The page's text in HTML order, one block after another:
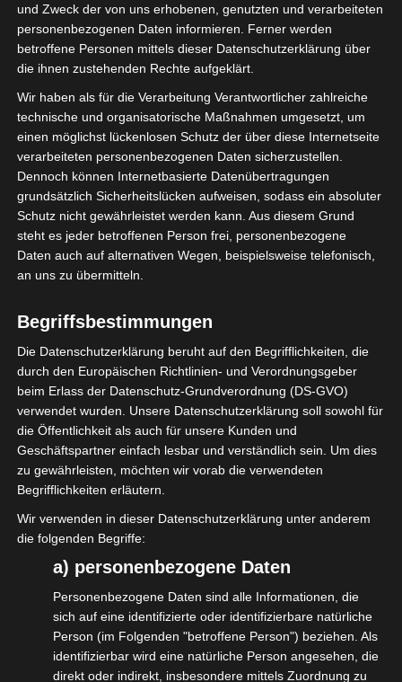
Meeting point for still young and even
younger.
Do business over coffee in good
Concert Audio booth.
Hall 11.0 booth C60.
You can´t miss it!
#isdv#vintageconcertaudio
#prolightandsound #wirGemeinsamJetzt
Diesen Beitrag teilen
und Zweck der von uns erhobenen, genutzten und verarbeiteten
personenbezogenen Daten informieren. Ferner werden
betroffene Personen mittels dieser Datenschutzerklärung über
die ihnen zustehenden Rechte aufgeklärt.
Wir haben als für die Verarbeitung Verantwortlicher zahlreiche
technische und organisatorische Maßnahmen umgesetzt, um
einen möglichst lückenlosen Schutz der über diese Internetseite
verarbeiteten personenbezogenen Daten sicherzustellen.
Dennoch können Internetbasierte Datenübertragungen
grundsätzlich Sicherheitslücken aufweisen, sodass ein absoluter
Schutz nicht gewährleistet werden kann. Aus diesem Grund
steht es jeder betroffenen Person frei, personenbezogene
Daten auch auf alternativen Wegen, beispielsweise telefonisch,
an uns zu übermitteln.
Begriffsbestimmungen
Die Datenschutzerklärung beruht auf den Begrifflichkeiten, die
durch den Europäischen Richtlinien- und Verordnungsgeber
beim Erlass der Datenschutz-Grundverordnung (DS-GVO)
verwendet wurden. Unsere Datenschutzerklärung soll sowohl für
die Öffentlichkeit als auch für unsere Kunden und
Geschäftspartner einfach lesbar und verständlich sein. Um dies
zu gewährleisten, möchten wir vorab die verwendeten
Begrifflichkeiten erläutern.
Wir verwenden in dieser Datenschutzerklärung unter anderem
die folgenden Begriffe:
a) personenbezogene Daten
Personenbezogene Daten sind alle Informationen, die
sich auf eine identifizierte oder identifizierbare natürliche
Person (im Folgenden "betroffene Person") beziehen. Als
identifizierbar wird eine natürliche Person angesehen, die
direkt oder indirekt, insbesondere mittels Zuordnung zu